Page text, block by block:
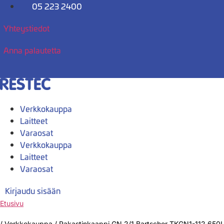
Mene
05 223 2400
Yhteystiedot
Anna palautetta
Verkkokauppa
Laitteet
Varaosat
Verkkokauppa
Laitteet
Varaosat
Kirjaudu sisään
Etusivu